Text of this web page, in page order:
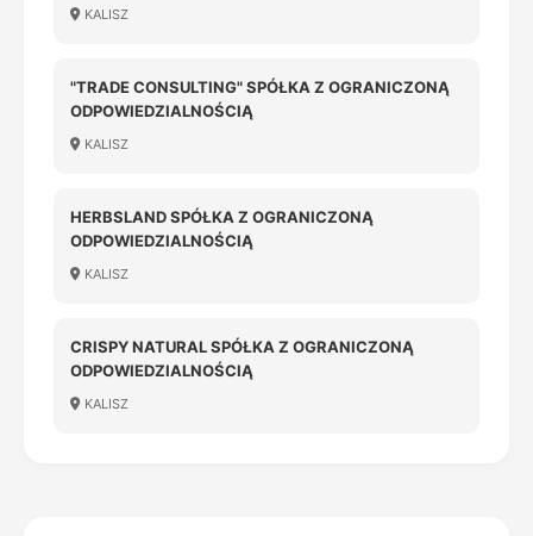
KALISZ
"TRADE CONSULTING" SPÓŁKA Z OGRANICZONĄ
ODPOWIEDZIALNOŚCIĄ
KALISZ
HERBSLAND SPÓŁKA Z OGRANICZONĄ
ODPOWIEDZIALNOŚCIĄ
KALISZ
CRISPY NATURAL SPÓŁKA Z OGRANICZONĄ
ODPOWIEDZIALNOŚCIĄ
KALISZ